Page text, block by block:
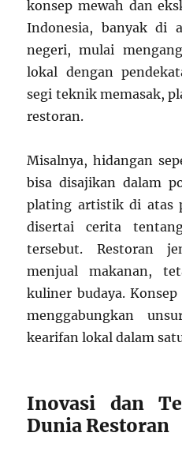
konsep mewah dan
Indonesia, banyak di
negeri, mulai
lokal dengan
segi teknik memasak,
restoran.
Misalnya, hidangan
bisa disajikan dalam
plating artistik di atas
disertai cerita
tersebut. Restoran
menjual makanan,
kuliner budaya.
menggabungkan
kearifan lokal dalam
Inovasi dan
Dunia Restoran